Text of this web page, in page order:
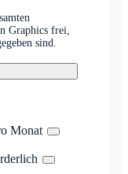
Graphics frei,
sind.
Monat